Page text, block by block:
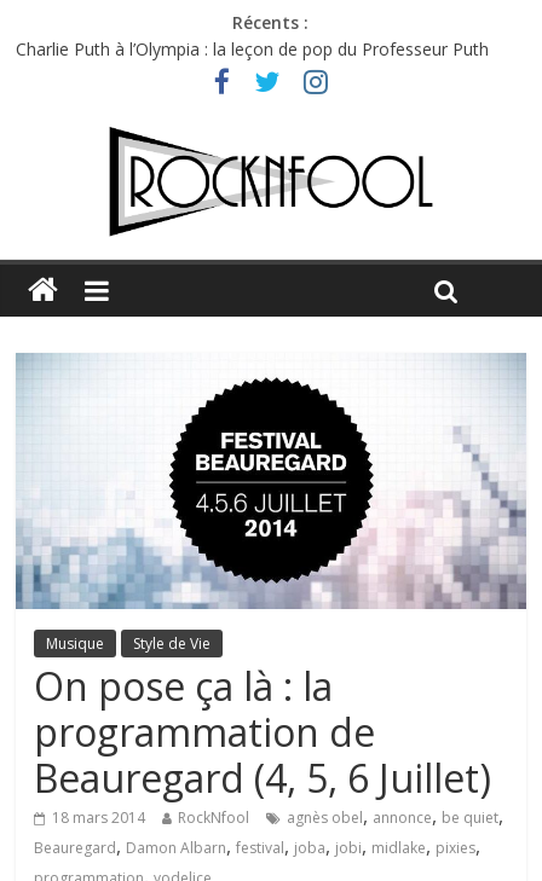
Récents :
Charlie Puth à l’Olympia : la leçon de pop du Professeur Puth
Festival Triptyque : un nouveau festival de musique indépendant
Hellfest 2026 vendredi : température et émotions en hausse
Hellfest 2026 jeudi : impossible de choisir entre chaleur et bonne
Première édition du Midgard Festival : entre bière, métal et
Musique Style de Vie
On pose ça là : la
programmation de
Beauregard (4, 5, 6 Juillet)
18 mars 2014 RockNfool agnès obel, annonce, be quiet,
Beauregard, Damon Albarn,festival, joba, jobi, midlake, pixies,